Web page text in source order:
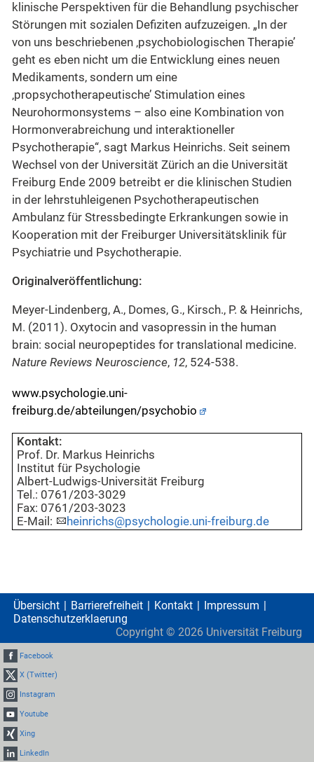
klinische Perspektiven für die Behandlung psychischer
Störungen mit sozialen Defiziten aufzuzeigen. „In der
von uns beschriebenen ‚psychobiologischen Therapie’
geht es eben nicht um die Entwicklung eines neuen
Medikaments, sondern um eine
‚propsychotherapeutische’ Stimulation eines
Neurohormonsystems – also eine Kombination von
Hormonverabreichung und interaktioneller
Psychotherapie“, sagt Markus Heinrichs. Seit seinem
Wechsel von der Universität Zürich an die Universität
Freiburg Ende 2009 betreibt er die klinischen Studien
in der lehrstuhleigenen Psychotherapeutischen
Ambulanz für Stressbedingte Erkrankungen sowie in
Kooperation mit der Freiburger Universitätsklinik für
Psychiatrie und Psychotherapie.
Originalveröffentlichung:
Meyer-Lindenberg, A., Domes, G., Kirsch., P. & Heinrichs,
M. (2011). Oxytocin and vasopressin in the human
brain: social neuropeptides for translational medicine.
Nature Reviews Neuroscience, 12, 524-538.
www.psychologie.uni-
freiburg.de/abteilungen/psychobio
Kontakt:
Prof. Dr. Markus Heinrichs
Institut für Psychologie
Albert-Ludwigs-Universität Freiburg
Tel.: 0761/203-3029
Fax: 0761/203-3023
E-Mail:
heinrichs@psychologie.uni-freiburg.de
Übersicht Barrierefreiheit Kontakt
Impressum
Datenschutzerklaerung
Copyright © 2026 Universität Freiburg
Facebook
X (Twitter)
Instagram
Youtube
Xing
LinkedIn